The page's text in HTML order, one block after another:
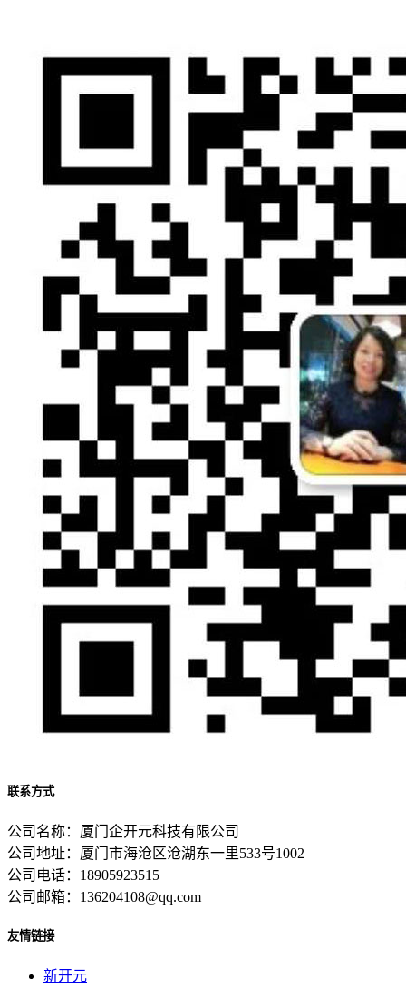
联系方式
公司名称：厦门企开元科技有限公司
公司地址：厦门市海沧区沧湖东一里533号1002
公司电话：18905923515
公司邮箱：136204108@qq.com
友情链接
新开元